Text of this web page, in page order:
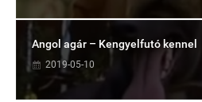
Angol agár – Kengyelfutó kennel
2019-05-10